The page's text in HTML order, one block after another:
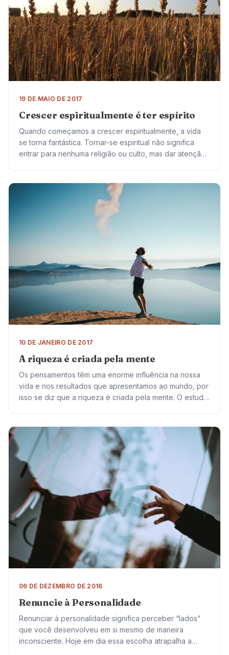
19 DE MAIO DE 2017
Crescer espiritualmente é ter espírito
Quando começamos a crescer espiritualmente, a vida
se torna fantástica. Tornar-se espiritual não significa
entrar para nenhuma religião ou culto, mas dar atenção
10 DE JANEIRO DE 2017
A riqueza é criada pela mente
Os pensamentos têm uma enorme influência na nossa
vida e nos resultados que apresentamos ao mundo, por
isso se diz que a riqueza é criada pela mente. O estudo
06 DE DEZEMBRO DE 2016
Renuncie à Personalidade
Renunciar à personalidade significa perceber “lados”
que você desenvolveu em si mesmo de maneira
inconsciente. Hoje em dia essa escolha atrapalha a